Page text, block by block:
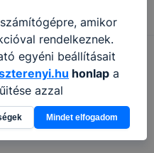
amikor
rendelkeznek.
egyéni beállításait
honlap a
azzal
hogy a
megtudhatjuk,
ha ismét meglátogatja
Mindet elfogadom